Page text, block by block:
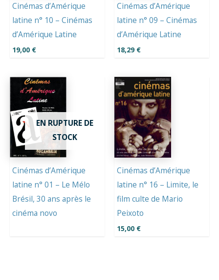
Cinémas d’Amérique
latine n° 10 – Cinémas
d’Amérique Latine
19,00 €
Cinémas d’Amérique
latine n° 09 – Cinémas
d’Amérique Latine
18,29 €
EN RUPTURE DE
STOCK
Cinémas d’Amérique
latine n° 01 – Le Mélo
Brésil, 30 ans après le
cinéma novo
Cinémas d’Amérique
latine n° 16 – Limite, le
film culte de Mario
Peixoto
15,00 €